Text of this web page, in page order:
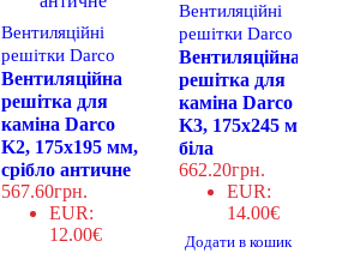
Вентиляційні
решітки Darco
Вентиляційна
решітка для
каміна Darco
K2, 175x195 мм,
срібло античне
567.60грн.
EUR:
12.00€
Вентиляційні
решітки Darco
Вентиляційна
решітка для
каміна Darco
K3, 175х245 мм,
біла
662.20грн.
EUR:
14.00€
Додати в кошик